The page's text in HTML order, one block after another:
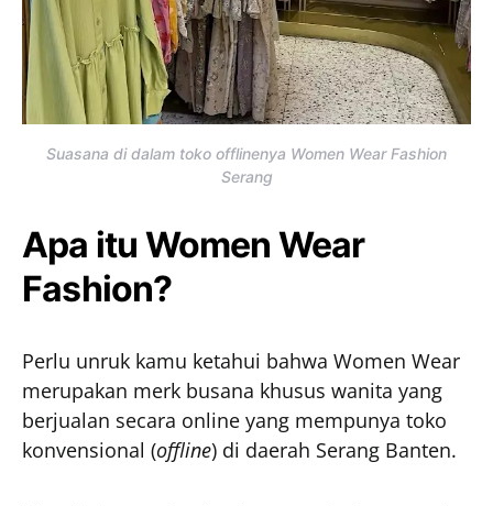
Suasana di dalam toko offlinenya Women Wear Fashion
Serang
Apa itu Women Wear
Fashion?
Perlu unruk kamu ketahui bahwa Women Wear
merupakan merk busana khusus wanita yang
berjualan secara online yang mempunya toko
konvensional (offline) di daerah Serang Banten.